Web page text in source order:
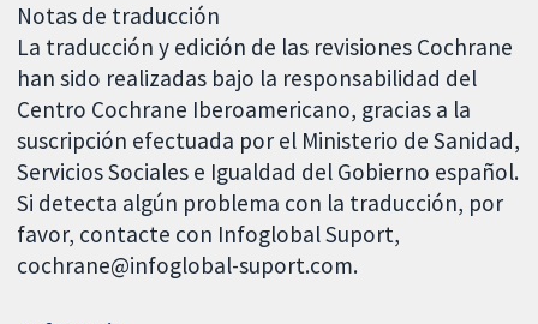
Notas de traducción
La traducción y edición de las revisiones Cochrane
han sido realizadas bajo la responsabilidad del
Centro Cochrane Iberoamericano, gracias a la
suscripción efectuada por el Ministerio de Sanidad,
Servicios Sociales e Igualdad del Gobierno español.
Si detecta algún problema con la traducción, por
favor, contacte con Infoglobal Suport,
cochrane@infoglobal-suport.com.